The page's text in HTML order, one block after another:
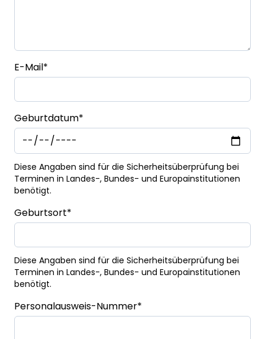
E-Mail*
Geburtdatum*
Diese Angaben sind für die Sicherheitsüberprüfung bei
Terminen in Landes-, Bundes- und Europainstitutionen
benötigt.
Geburtsort*
Diese Angaben sind für die Sicherheitsüberprüfung bei
Terminen in Landes-, Bundes- und Europainstitutionen
benötigt.
Personalausweis-Nummer*